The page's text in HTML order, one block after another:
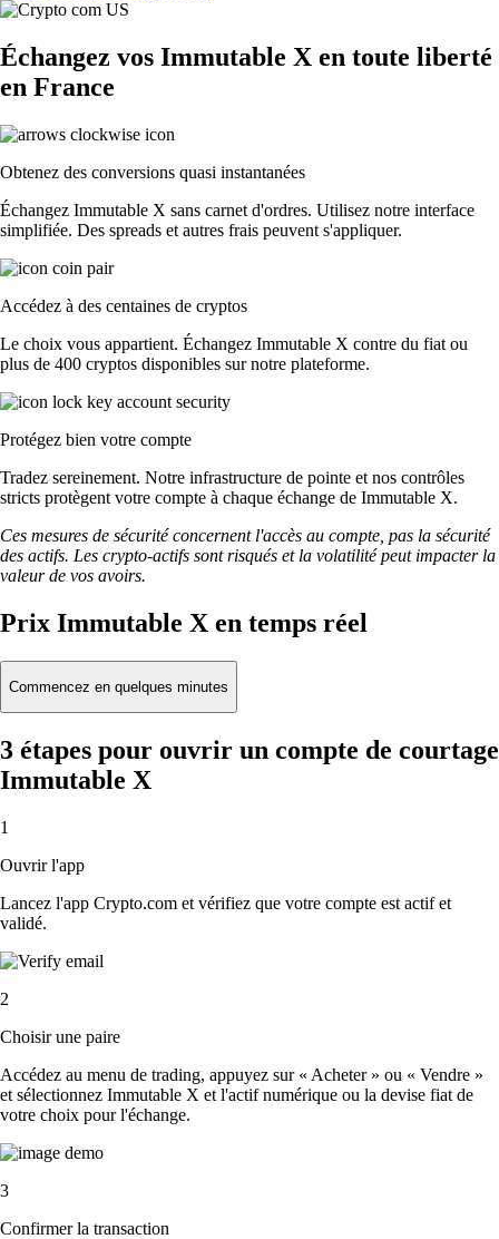
Échangez vos Immutable X en toute liberté
en France
Obtenez des conversions quasi instantanées
Échangez Immutable X sans carnet d'ordres. Utilisez notre interface
simplifiée. Des spreads et autres frais peuvent s'appliquer.
Accédez à des centaines de cryptos
Le choix vous appartient. Échangez Immutable X contre du fiat ou
plus de 400 cryptos disponibles sur notre plateforme.
Protégez bien votre compte
Tradez sereinement. Notre infrastructure de pointe et nos contrôles
stricts protègent votre compte à chaque échange de Immutable X.
Ces mesures de sécurité concernent l'accès au compte, pas la sécurité
des actifs. Les crypto-actifs sont risqués et la volatilité peut impacter la
valeur de vos avoirs.
Prix Immutable X en temps réel
Commencez en quelques minutes
3 étapes pour ouvrir un compte de courtage
Immutable X
1
Ouvrir l'app
Lancez l'app Crypto.com et vérifiez que votre compte est actif et
validé.
2
Choisir une paire
Accédez au menu de trading, appuyez sur « Acheter » ou « Vendre »
et sélectionnez Immutable X et l'actif numérique ou la devise fiat de
votre choix pour l'échange.
3
Confirmer la transaction